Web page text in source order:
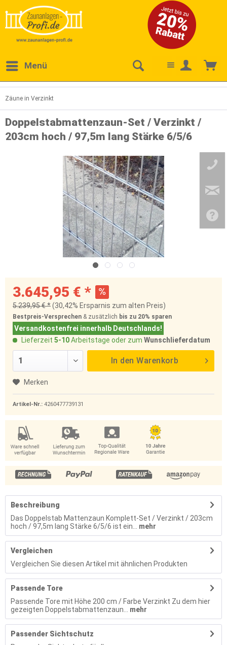
Menü
Zäune in Verzinkt
Doppelstabmattenzaun-Set / Verzinkt /
203cm hoch / 97,5m lang Stärke 6/5/6
3.645,95 € *
5.239,95 € *(30,42% Ersparnis zum alten Preis)
Bestpreis-Versprechen & zusätzlich bis zu 20% sparen
Versandkostenfrei innerhalb Deutschlands!
Lieferzeit 5-10Arbeitstage oder zum Wunschlieferdatum
In den Warenkorb
Merken
Artikel-Nr.: 4260477739131
Beschreibung
Das Doppelstab Mattenzaun Komplett-Set / Verzinkt / 203cm
hoch / 97,5m lang Stärke 6/5/6 ist ein...
mehr
Vergleichen
Vergleichen Sie diesen Artikel mit ähnlichen Produkten
Passende Tore
Passende Tore mit Höhe 200 cm / Farbe Verzinkt Zu dem hier
gezeigten Doppelstabmattenzaun...
mehr
Passender Sichtschutz